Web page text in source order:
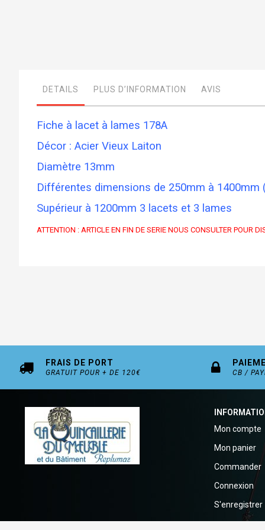
gallery
DETAILS
Fiche à lacet à lames 178A
Décor : Acier Vieux Laiton
Diamètre 13mm
Différentes dimensions de 250mm à
Supérieur à 1200mm 3 lacets et 3 lames
ATTENTION : ARTICLE EN FIN DE SERIE NOUS CONSULTER POUR
PLUS D’INFORMATION AVIS
FRAIS DE PORT
GRATUIT POUR + DE 120€ CB /
Mon compte
Mon panier
Commander
Connexion
S'enregistrer